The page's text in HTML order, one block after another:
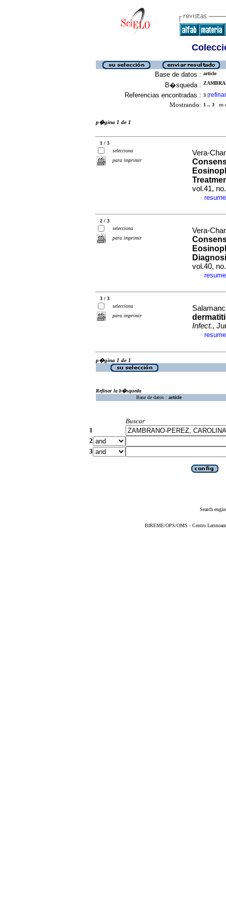
Base de datos : article
B�squeda :
Referencias encontradas : 3 [refinar
Mostrando: 1 .. 3 en
p�gina 1 de 1
1 / 3
selecciona
para imprimir
Vera-
vol.41,
·
2 / 3
selecciona
para imprimir
Vera-
vol.40,
·
3 / 3
selecciona
para imprimir
Infect.,
·
p�gina 1 de 1
Refinar la b�squeda
Base de datos : article
Buscar
1
2
3
Search
BIREME/OPS/OMS - Centro